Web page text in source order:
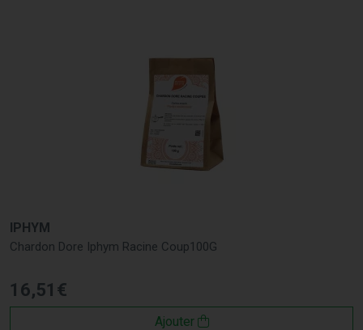
IPHYM
Chardon Dore Iphym Racine Coup100G
16,51 €
Ajouter